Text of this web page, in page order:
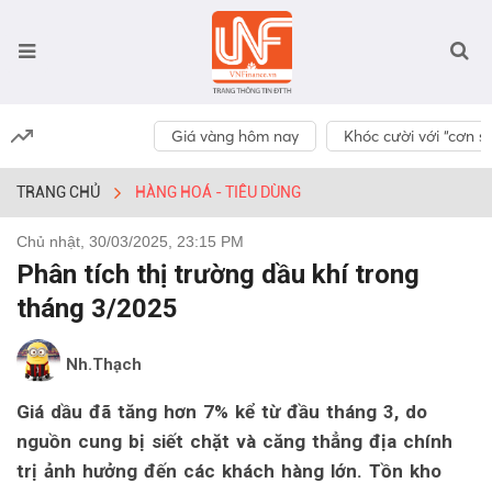
Giá vàng hôm nay Khóc cười với “cơn
TRANG CHỦ HÀNG HOÁ - TIÊU DÙNG
Chủ nhật, 30/03/2025, 23:15 PM
Phân tích thị trường dầu khí trong
tháng 3/2025
Nh.Thạch
Giá dầu đã tăng hơn 7% kể từ đầu tháng 3, do
nguồn cung bị siết chặt và căng thẳng địa chính
trị ảnh hưởng đến các khách hàng lớn. Tồn kho